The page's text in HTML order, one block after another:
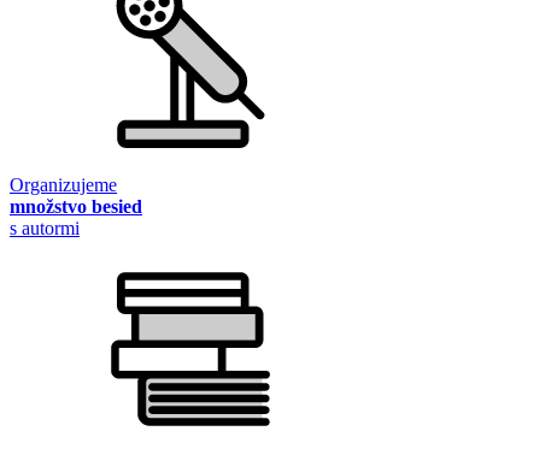
Organizujeme
množstvo besied
s autormi